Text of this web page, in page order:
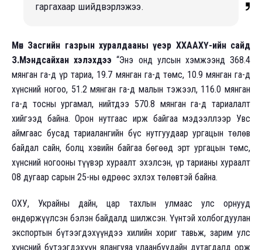
гаргахаар шийдвэрлэжээ.
Мөн Засгийн газрын хуралдааны үеэр ХХААХҮ-ийн сайд
З.Мэндсайхан хэлэхдээ“Энэ онд улсын хэмжээнд 368.4
мянган га-д үр тариа, 19.7 мянган га-д төмс, 10.9 мянган га-д
хүнсний ногоо, 51.2 мянган га-д малын тэжээл, 116.0 мянган
га-д тосны ургамал, нийтдээ 570.8 мянган га-д тариалалт
хийгээд байна. Орон нутгаас ирж байгаа мэдээллээр Увс
аймгаас бусад тариалангийн бүс нутгуудаар ургацын төлөв
байдал сайн, болц хэвийн байгаа бөгөөд эрт ургацын төмс,
хүнсний ногооны түүвэр хураалт эхэлсэн, үр тарианы хураалт
08 дугаар сарын 25-ны өдрөөс эхлэх төлөвтэй байна.
ОХУ, Украйны дайн, цар тахлын улмаас улс орнууд
өндөржүүлсэн бэлэн байдалд шилжсэн. Үүнтэй холбогдуулан
экспортын бүтээгдэхүүндээ хилийн хориг тавьж, зарим улс
хүнсний бүтээгдэхүүн ялангуяа улаанбуудайн дутагдалд орж